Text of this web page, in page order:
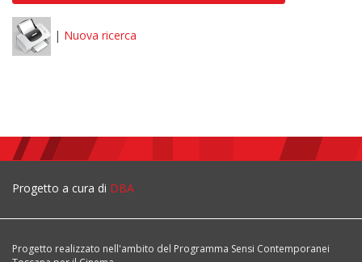
| Nuova ricerca
Progetto a cura di DBA
Progetto realizzato nell'ambito del Programma Sensi Contemporanei